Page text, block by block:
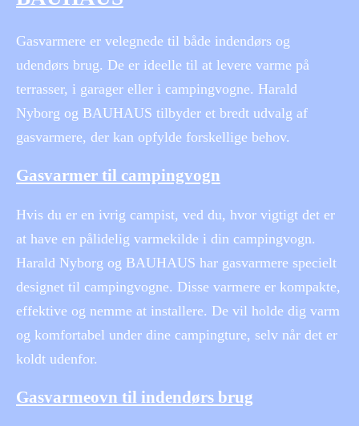
Gasvarmere er velegnede til både indendørs og
udendørs brug. De er ideelle til at levere varme på
terrasser, i garager eller i campingvogne. Harald
Nyborg og BAUHAUS tilbyder et bredt udvalg af
gasvarmere, der kan opfylde forskellige behov.
Gasvarmer til campingvogn
Hvis du er en ivrig campist, ved du, hvor vigtigt det er
at have en pålidelig varmekilde i din campingvogn.
Harald Nyborg og BAUHAUS har gasvarmere specielt
designet til campingvogne. Disse varmere er kompakte,
effektive og nemme at installere. De vil holde dig varm
og komfortabel under dine campingture, selv når det er
koldt udenfor.
Gasvarmeovn til indendørs brug